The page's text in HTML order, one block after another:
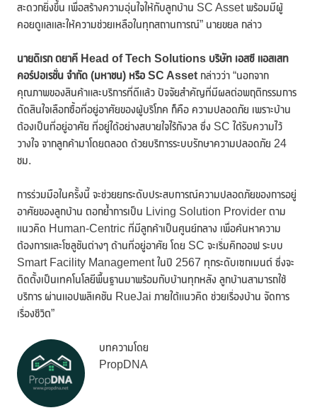
สะดวกยิ่งขึ้น เพื่อสร้างความอุ่นใจให้กับลูกบ้าน SC Asset พร้อมมีผู้
คอยดูแลและให้ความช่วยเหลือในทุกสถานการณ์” นายขยล กล่าว
นายดิเรก ตยาคี Head of Tech Solutions บริษัท เอสซี แอสเสท
คอร์ปอเรชั่น จำกัด (มหาชน) หรือ SC Asset กล่าวว่า “นอกจาก
คุณภาพของสินค้าและบริการที่ดีแล้ว ปัจจัยสำคัญที่มีผลต่อพฤติกรรมการ
ตัดสินใจเลือกซื้อที่อยู่อาศัยของผู้บริโภค ก็คือ ความปลอดภัย เพราะบ้าน
ต้องเป็นที่อยู่อาศัย ที่อยู่ได้อย่างสบายใจไร้กังวล ซึ่ง SC ได้รับความไว้
วางใจ จากลูกค้ามาโดยตลอด ด้วยบริการระบบรักษาความปลอดภัย 24
ชม.
การร่วมมือในครั้งนี้ จะช่วยยกระดับประสบการณ์ความปลอดภัยของการอยู่
อาศัยของลูกบ้าน ตอกย้ำการเป็น Living Solution Provider ตาม
แนวคิด Human-Centric ที่มีลูกค้าเป็นศูนย์กลาง เพื่อค้นหาความ
ต้องการและโซลูชันต่างๆ ด้านที่อยู่อาศัย โดย SC จะเริ่มคิกออฟ ระบบ
Smart Facility Management ในปี 2567 ทุกระดับเซกเมนต์ ซึ่งจะ
ติดตั้งเป็นเทคโนโลยีพื้นฐานมาพร้อมกับบ้านทุกหลัง ลูกบ้านสามารถใช้
บริการ ผ่านแอปพลิเคชัน RueJai ภายใต้แนวคิด ช่วยเรื่องบ้าน จัดการ
เรื่องชีวิต”
บทความโดย
PropDNA